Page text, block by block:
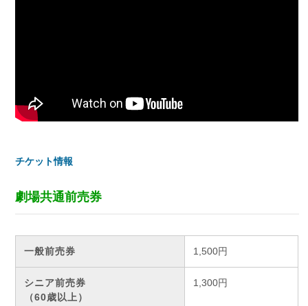
チケット情報
劇場共通前売券
一般前売券 1,500円
シニア前売券
（60歳以上）
1,300円